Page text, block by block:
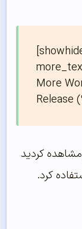
More
Release
کردید
کرد.